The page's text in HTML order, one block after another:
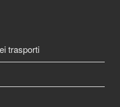
trasporti